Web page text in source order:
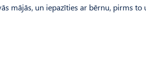
mājās, un iepazīties ar bērnu, pirms to